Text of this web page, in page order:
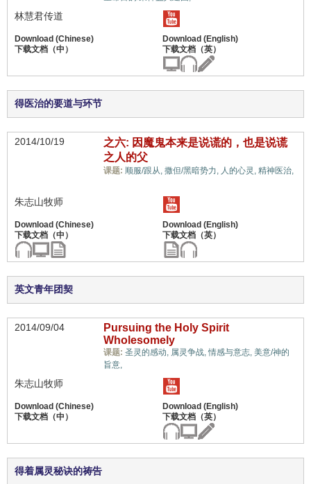
林慧君传道
得医治的要道与环节
2014/10/19
之六: 因魔鬼本来是说谎的，也是说谎
之人的父
课题: 顺服/跟从, 撒但/黑暗势力, 人的心灵, 精神医治,
朱志山牧师
英文青年团契
2014/09/04
Pursuing the Holy Spirit
Wholesomely
课题: 圣灵的感动, 属灵争战,情感与意志, 美意/神的
旨意,
朱志山牧师
得着属灵秘诀的祷告